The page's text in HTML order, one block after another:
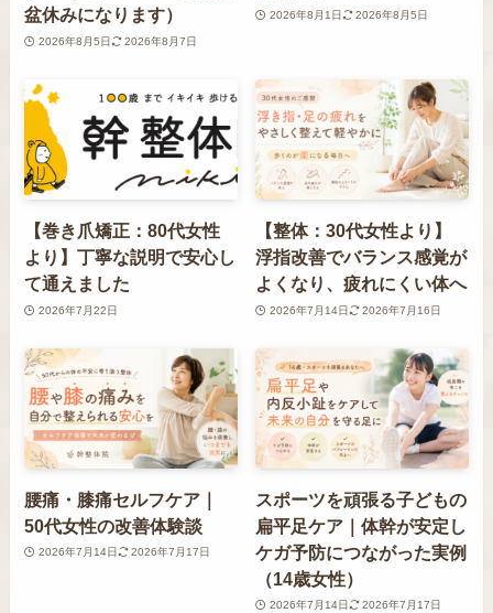
盆休みになります）
2026年8月5日 2026年8月7日
2026年8月1日 2026年8月5日
【巻き爪矯正：80代女性
より】丁寧な説明で安心し
て通えました
2026年7月22日
【整体：30代女性より】
浮指改善でバランス感覚が
よくなり、疲れにくい体へ
2026年7月14日 2026年7月16日
腰痛・膝痛セルフケア｜
50代女性の改善体験談
2026年7月14日 2026年7月17日
スポーツを頑張る子どもの
扁平足ケア｜体幹が安定し
ケガ予防につながった実例
（14歳女性）
2026年7月14日 2026年7月17日